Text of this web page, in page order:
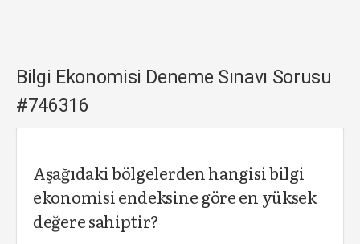
Bilgi Ekonomisi Deneme Sınavı Sorusu
#746316
Aşağıdaki bölgelerden hangisi bilgi
ekonomisi endeksine göre en yüksek
değere sahiptir?